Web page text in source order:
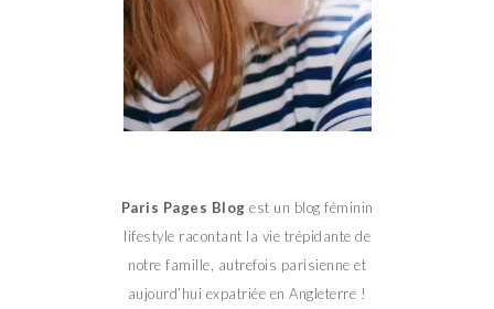
Paris Pages Blog est un blog féminin
lifestyle racontant la vie trépidante de
notre famille, autrefois parisienne et
aujourd’hui expatriée en Angleterre !